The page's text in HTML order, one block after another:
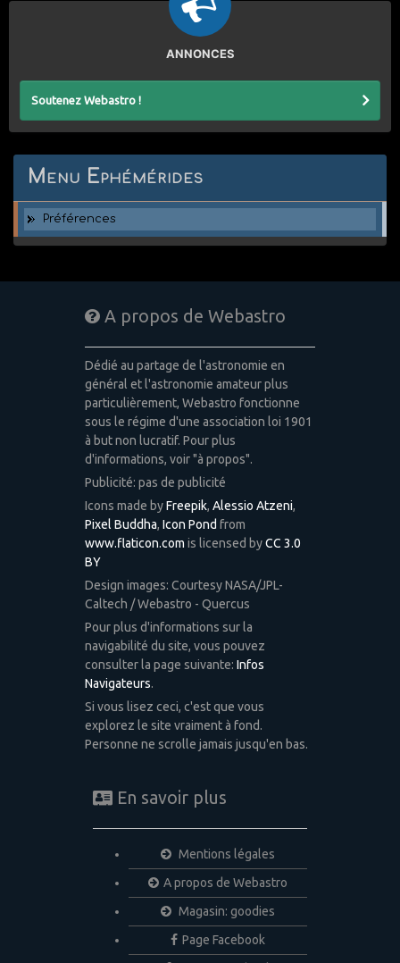
ANNONCES
Soutenez Webastro !
Menu Ephémérides
Préférences
A propos de Webastro
Dédié au partage de l'astronomie en
général et l'astronomie amateur plus
particulièrement, Webastro fonctionne
sous le régime d'une association loi 1901
à but non lucratif. Pour plus
d'informations, voir "à propos".
Publicité: pas de publicité
Icons made byFreepik, Alessio Atzeni,
Pixel Buddha, Icon Pond from
www.flaticon.com is licensed byCC 3.0
BY
Design images: Courtesy NASA/JPL-
Caltech / Webastro - Quercus
Pour plus d'informations sur la
navigabilité du site, vous pouvez
consulter la page suivante: Infos
Navigateurs.
Si vous lisez ceci, c'est que vous
explorez le site vraiment à fond.
Personne ne scrolle jamais jusqu'en bas.
En savoir plus
Mentions légales
A propos de Webastro
Magasin: goodies
Page Facebook